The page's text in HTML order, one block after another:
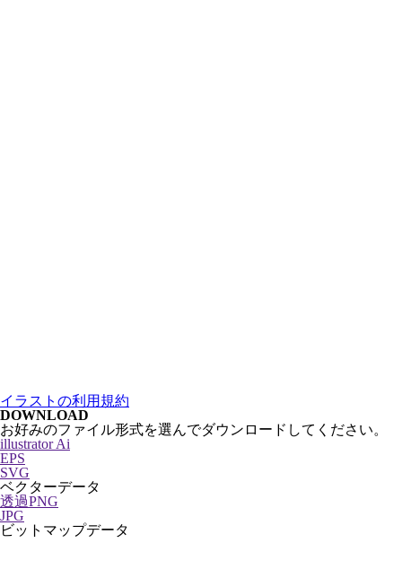
イラストの利用規約
DOWNLOAD
お好みのファイル形式を選んでダウンロードしてください。
illustrator Ai
EPS
SVG
ベクターデータ
透過PNG
JPG
ビットマップデータ